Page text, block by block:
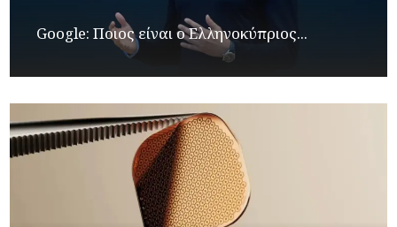
Google: Ποιος είναι ο Ελληνοκύπριος...